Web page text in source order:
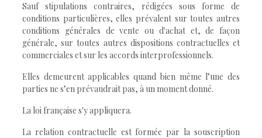
Sauf stipulations contraires, rédigées sous forme de
conditions particulières, elles prévalent sur toutes autres
conditions générales de vente ou d'achat et, de façon
générale, sur toutes autres dispositions contractuelles et
commerciales et sur les accords interprofessionnels.
Elles demeurent applicables quand bien même l’une des
parties ne s’en prévaudrait pas, à un moment donné.
La loi française s'y appliquera.
La relation contractuelle est formée par la souscription